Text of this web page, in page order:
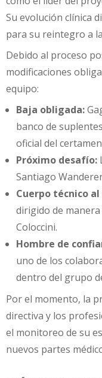
Su evolución clínica
para su reintegro a
Debido al proceso
modificaciones
equipo:
Baja obligada:
banco de
oficial del
Próximo desafío:
Santiago
Cuerpo técnico
dirigido de
Coloccini.
Hombre de
uno de los
dentro del grupo
Por el momento, la
directiva y los
el monitoreo de su
nuevos partes